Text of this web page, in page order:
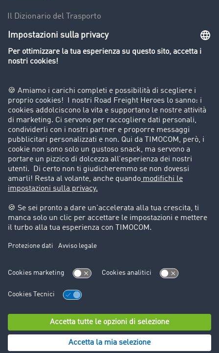
Il Dizionario del Trasporto
Panoramica della borsa di carichi
Divieti di circolazione per mezzi pesanti
Azienda
Porta un nuovo cliente
Storie di successo
Informazioni legali
Note legali
Trattamento dei dati
Cookie-Einstellungen
Assistenza
© TIMOCOM GmbH 2024. Tutti i diritti riservati